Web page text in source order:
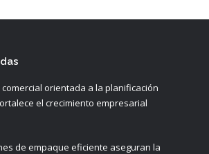
orientada a la planificación
el crecimiento empresarial
de empaque eficiente aseguran la